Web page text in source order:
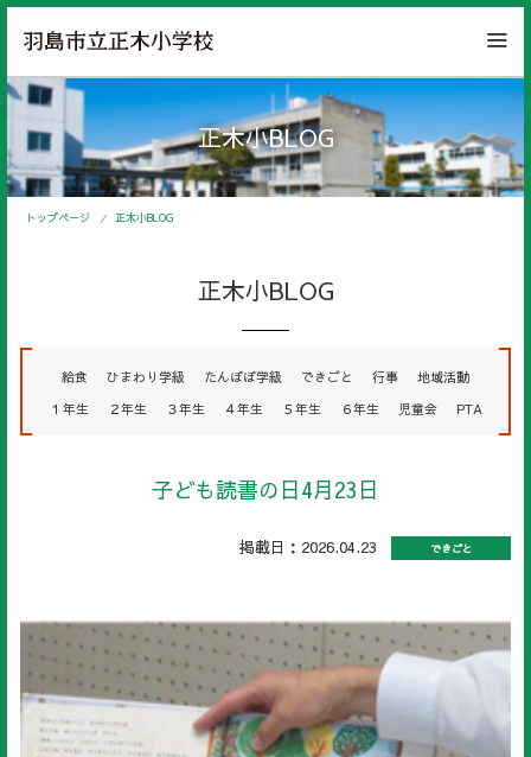
正木小BLOG
トップページ 正木小BLOG
正木小BLOG
給食 ひまわり学級 たんぽぽ学級 できごと 行事
地域活動
１年生
２年生 ３年生 ４年生 ５年生 ６年生 児童会 PTA
子ども読書の日4月23日
掲載日：2026.04.23 できごと